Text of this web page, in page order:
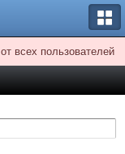
всех пользователей